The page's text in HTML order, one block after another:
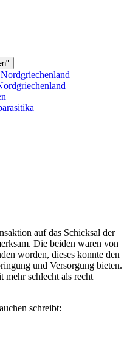
auf das Schicksal der
Die beiden waren von
worden, dieses konnte den
und Versorgung bieten.
mehr schlecht als recht
schreibt: